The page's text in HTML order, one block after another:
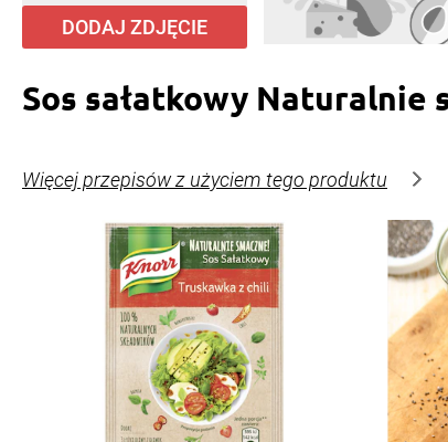
DODAJ ZDJĘCIE
Sos sałatkowy Naturalnie
Więcej przepisów z użyciem tego produktu